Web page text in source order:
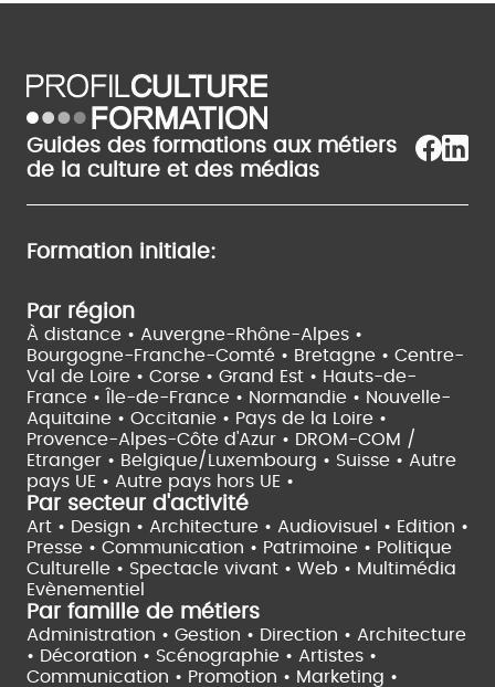
Guides des formations aux métiers
de la culture et des médias
Formation initiale:
Par région
À distance • Auvergne-Rhône-Alpes •
Bourgogne-Franche-Comté • Bretagne • Centre-
Val de Loire • Corse • Grand Est • Hauts-de-
France •
Île-de-France • Normandie • Nouvelle-
Aquitaine • Occitanie • Pays de la Loire •
Provence-Alpes-Côte d'Azur • DROM-COM /
Etranger • Belgique/Luxembourg • Suisse • Autre
pays UE • Autre pays hors UE •
Par secteur d'activité
Art • Design • Architecture • Audiovisuel • Edition •
Presse • Communication • Patrimoine • Politique
Culturelle • Spectacle vivant • Web • Multimédia
Evènementiel
Par famille de métiers
Administration • Gestion • Direction • Architecture
• Décoration • Scénographie • Artistes •
Communication • Promotion • Marketing •